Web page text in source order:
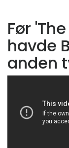
Før
havde
anden